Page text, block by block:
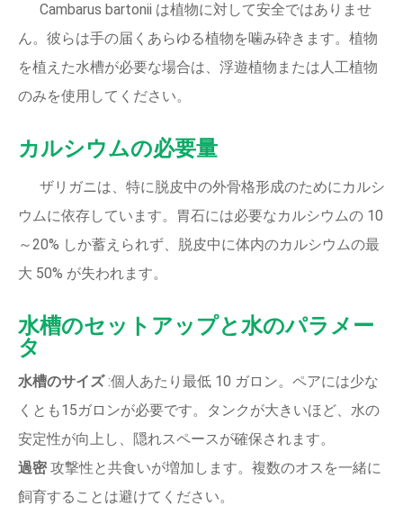
Cambarus bartonii は植物に対して安全ではありませ
ん。彼らは手の届くあらゆる植物を噛み砕きます。植物
を植えた水槽が必要な場合は、浮遊植物または人工植物
のみを使用してください。
カルシウムの必要量
ザリガニは、特に脱皮中の外骨格形成のためにカルシ
ウムに依存しています。胃石には必要なカルシウムの 10
～20% しか蓄えられず、脱皮中に体内のカルシウムの最
大 50% が失われます。
水槽のセットアップと水のパラメー
タ
水槽のサイズ:個人あたり最低 10 ガロン。ペアには少な
くとも15ガロンが必要です。タンクが大きいほど、水の
安定性が向上し、隠れスペースが確保されます。
過密攻撃性と共食いが増加します。複数のオスを一緒に
飼育することは避けてください。